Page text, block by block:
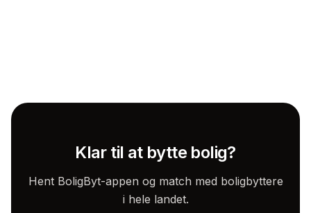
Klar til at bytte bolig?
Hent BoligByt-appen og match med boligbyttere
i hele landet.